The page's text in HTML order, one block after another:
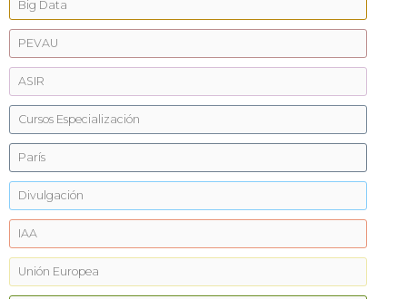
Big Data
PEVAU
ASIR
Cursos Especialización
París
Divulgación
IAA
Unión Europea